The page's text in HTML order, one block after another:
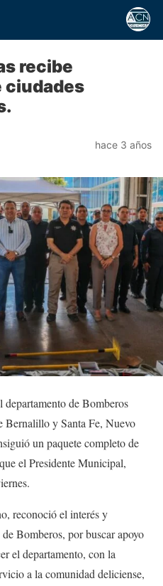
recibe
ciudades
hace 3 años
de Bomberos
Bernalillo y Santa Fe, Nuevo
un paquete completo de
el Presidente Municipal,
reconoció el interés y
Bomberos, por buscar apoyo
el departamento, con la
a la comunidad deliciense,